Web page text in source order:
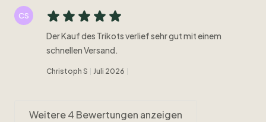
CS
Der Kauf des Trikots verlief sehr gut mit einem
schnellen Versand.
Christoph S Juli 2026
Weitere 4 Bewertungen anzeigen